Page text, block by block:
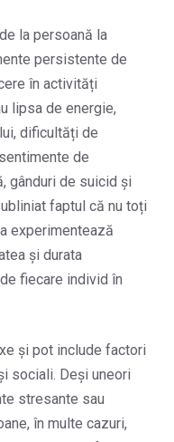
la persoană la
persistente de
în activități
lipsa de energie,
dificultăți de
de
gânduri de suicid și
faptul că nu toți
experimentează
și durata
fiecare individ în
și pot include factori
sociali. Deși uneori
stresante sau
în multe cazuri,